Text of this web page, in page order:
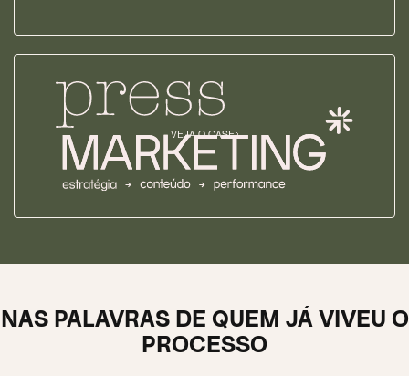
VEJA O CASE
NAS PALAVRAS DE QUEM JÁ VIVEU O
PROCESSO